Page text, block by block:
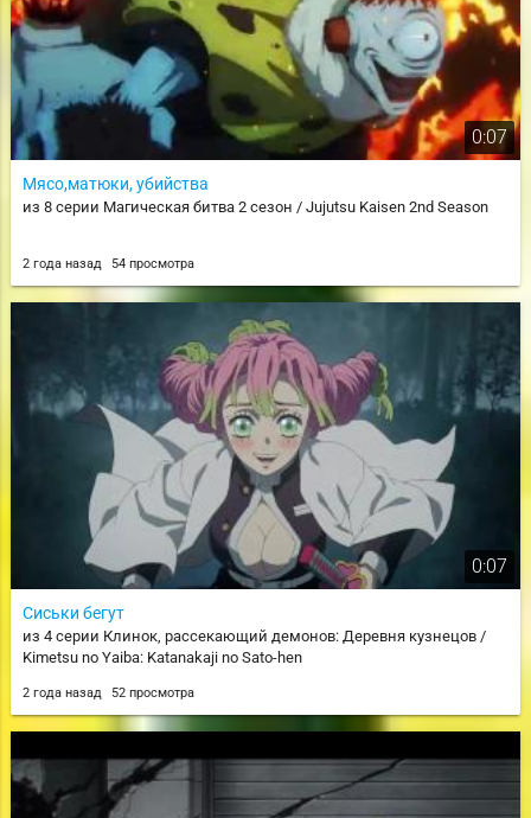
0:07
Мясо,матюки, убийства
из 8 серии Магическая битва 2 сезон / Jujutsu Kaisen 2nd Season
2 года назад 54 просмотра
0:07
Сиськи бегут
из 4 серии Клинок, рассекающий демонов: Деревня кузнецов /
Kimetsu no Yaiba: Katanakaji no Sato-hen
2 года назад 52 просмотра